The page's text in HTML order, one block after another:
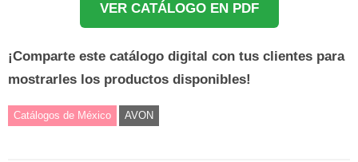
VER CATÁLOGO EN PDF
¡Comparte este catálogo digital con tus clientes para
mostrarles los productos disponibles!
Catálogos de México AVON